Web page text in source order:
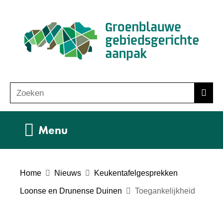
naar
de
inhoud
o
e
Zoeken
Menu
Home Nieuws Keukentafelgesprekken
Loonse en Drunense Duinen Toegankelijkheid